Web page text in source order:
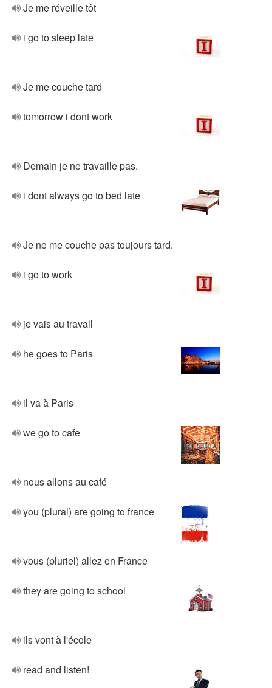
Je me réveille tôt
i go to sleep late
Je me couche tard
tomorrow i dont work
Demain je ne travaille pas.
i dont always go to bed late
Je ne me couche pas toujours tard.
i go to work
je vais au travail
he goes to Paris
il va à Paris
we go to cafe
nous allons au café
you (plural) are going to france
vous (pluriel) allez en France
they are going to school
ils vont à l'école
read and listen!